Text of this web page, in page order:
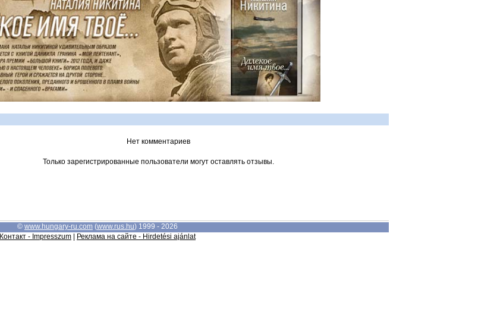
Нет комментариев
Только зарегистрированные пользователи могут оставлять отзывы.
© www.hungary-ru.com (www.rus.hu) 1999 - 2026
Контакт - Impresszum
Реклама на сайте - Hirdetési ajánlat